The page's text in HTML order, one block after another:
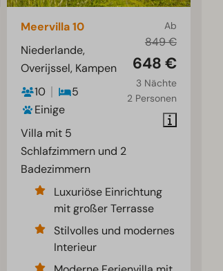
Ab
849 €
648 €
3 Nächte
2 Personen
Meervilla 10
Niederlande,
Overijssel, Kampen
10
5
Einige
Villa mit 5
Schlafzimmern und 2
Badezimmern
Luxuriöse Einrichtung
mit großer Terrasse
Stilvolles und modernes
Interieur